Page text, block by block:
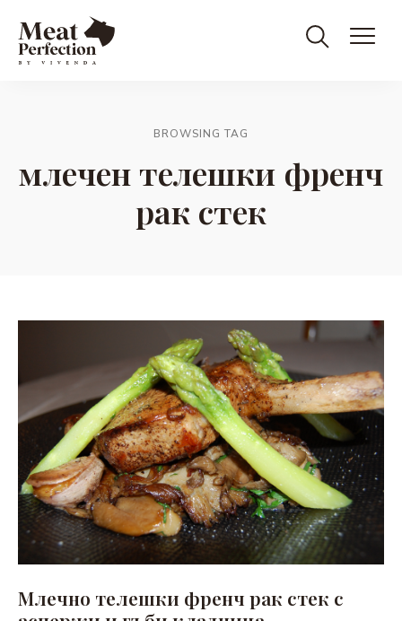
Meat
BROWSING TAG
млечен телешки френч
рак стек
Млечно телешки френч рак стек с